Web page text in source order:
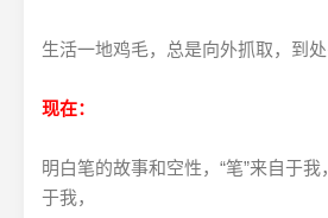
生活一地鸡毛，总是向外抓取，到处
现在：
明白笔的故事和空性，“笔”来自于
于我，